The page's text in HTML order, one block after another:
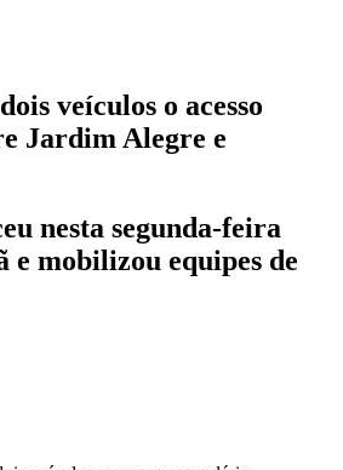
veículos o acesso
Jardim Alegre e
nesta segunda-feira
e mobilizou equipes de